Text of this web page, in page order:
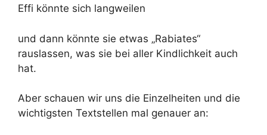
Effi könnte sich langweilen
und dann könnte sie etwas „Rabiates“
rauslassen, was sie bei aller Kindlichkeit auch
hat.
Aber schauen wir uns die Einzelheiten und die
wichtigsten Textstellen mal genauer an: